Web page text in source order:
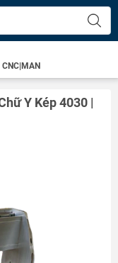
Y Kép 4030 |